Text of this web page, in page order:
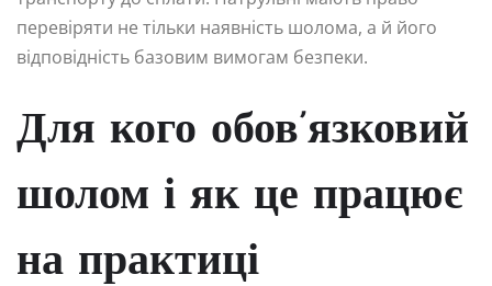
перевіряти не тільки наявність шолома, а й його
відповідність базовим вимогам безпеки.
Для кого обов’язковий
шолом і як це працює
на практиці